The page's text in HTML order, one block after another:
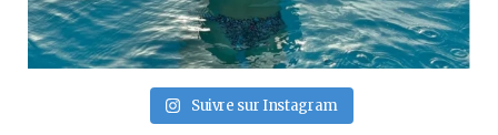
Suivre sur Instagram